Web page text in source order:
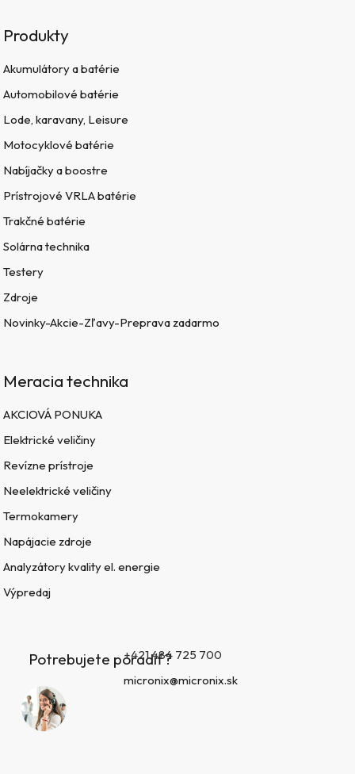
Produkty
Akumulátory a batérie
Automobilové batérie
Lode, karavany, Leisure
Motocyklové batérie
Nabíjačky a boostre
Prístrojové VRLA batérie
Trakčné batérie
Solárna technika
Testery
Zdroje
Novinky-Akcie-Zľavy-Preprava zadarmo
Meracia technika
AKCIOVÁ PONUKA
Elektrické veličiny
Revízne prístroje
Neelektrické veličiny
Termokamery
Napájacie zdroje
Analyzátory kvality el. energie
Výpredaj
Potrebujete poradiť?+421 484 725 700
micronix@micronix.sk